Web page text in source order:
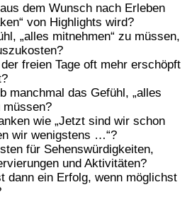
dem Wunsch nach Erleben
von Highlights wird?
„alles mitnehmen“ zu müssen,
freien Tage oft mehr erschöpft
manchmal das Gefühl, „alles
müssen?
wie „Jetzt sind wir schon
wir wenigstens …“?
für Sehenswürdigkeiten,
und Aktivitäten?
dann ein Erfolg, wenn möglichst